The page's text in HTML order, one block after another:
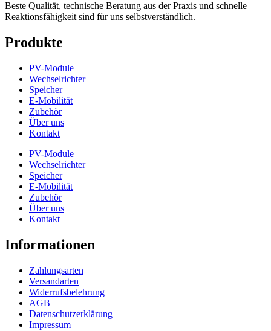
Beste Qualität, technische Beratung aus der Praxis und schnelle
Reaktionsfähigkeit sind für uns selbstverständlich.
Produkte
PV-Module
Wechselrichter
Speicher
E-Mobilität
Zubehör
Über uns
Kontakt
PV-Module
Wechselrichter
Speicher
E-Mobilität
Zubehör
Über uns
Kontakt
Informationen
Zahlungsarten
Versandarten
Widerrufsbelehrung
AGB
Datenschutzerklärung
Impressum